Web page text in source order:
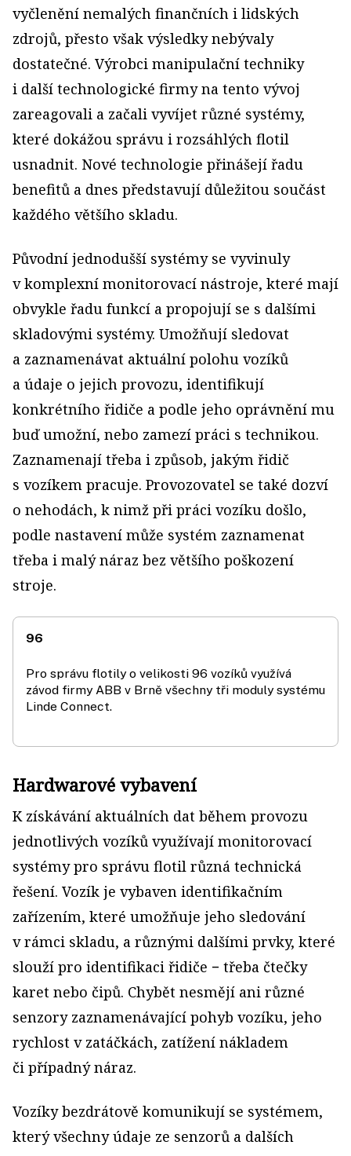
vyčlenění nemalých finančních i lidských
zdrojů, přesto však výsledky nebývaly
dostatečné. Výrobci manipulační techniky
i další technologické firmy na tento vývoj
zareagovali a začali vyvíjet různé systémy,
které dokážou správu i rozsáhlých flotil
usnadnit. Nové technologie přinášejí řadu
benefitů a dnes představují důležitou součást
každého většího skladu.
Původní jednodušší systémy se vyvinuly
v komplexní monitorovací nástroje, které mají
obvykle řadu funkcí a propojují se s dalšími
skladovými systémy. Umožňují sledovat
a zaznamenávat aktuální polohu vozíků
a údaje o jejich provozu, identifikují
konkrétního řidiče a podle jeho oprávnění mu
buď umožní, nebo zamezí práci s technikou.
Zaznamenají třeba i způsob, jakým řidič
s vozíkem pracuje. Provozovatel se také dozví
o nehodách, k nimž při práci vozíku došlo,
podle nastavení může systém zaznamenat
třeba i malý náraz bez většího poškození
stroje.
96
Pro správu flotily o velikosti 96 vozíků využívá
závod firmy ABB v Brně všechny tři moduly systému
Linde Connect.
Hardwarové vybavení
K získávání aktuálních dat během provozu
jednotlivých vozíků využívají monitorovací
systémy pro správu flotil různá technická
řešení. Vozík je vybaven identifikačním
zařízením, které umožňuje jeho sledování
v rámci skladu, a různými dalšími prvky, které
slouží pro identifikaci řidiče − třeba čtečky
karet nebo čipů. Chybět nesmějí ani různé
senzory zaznamenávající pohyb vozíku, jeho
rychlost v zatáčkách, zatížení nákladem
či případný náraz.
Vozíky bezdrátově komunikují se systémem,
který všechny údaje ze senzorů a dalších